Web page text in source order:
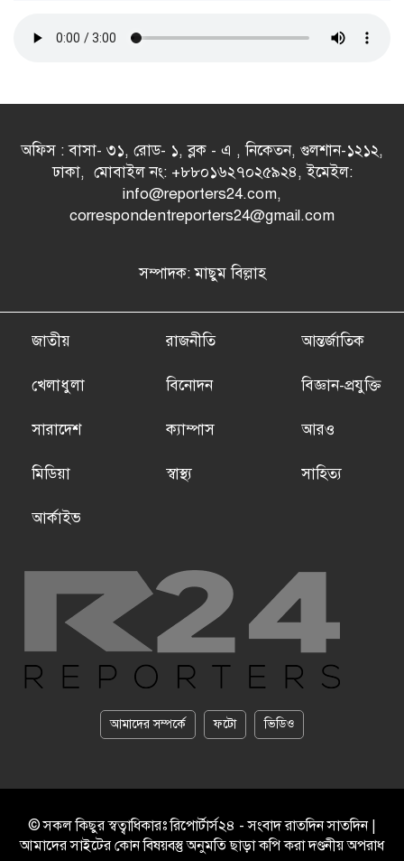
অফিস : বাসা- ৩১, রোড- ১, ব্লক - এ , নিকেতন, গুলশান-১২১২,
ঢাকা, মোবাইল নং: +৮৮০১৬২৭০২৫৯২৪, ইমেইল:
info@reporters24.com,
correspondentreporters24@gmail.com
সম্পাদক: মাছুম বিল্লাহ
জাতীয় রাজনীতি আন্তর্জাতিক
খেলাধুলা বিনোদন বিজ্ঞান-প্রযুক্তি
সারাদেশ ক্যাম্পাস আরও
মিডিয়া স্বাস্থ্য সাহিত্য
আর্কাইভ
আমাদের সম্পর্কে ফটো ভিডিও
© সকল কিছুর স্বত্বাধিকারঃ রিপোর্টার্স২৪ - সংবাদ রাতদিন সাতদিন |
আমাদের সাইটের কোন বিষয়বস্তু অনুমতি ছাড়া কপি করা দণ্ডনীয় অপরাধ